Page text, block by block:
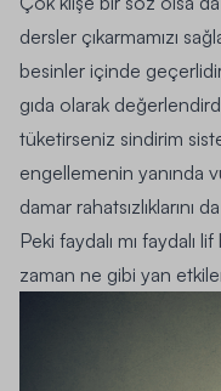
dersler çıkarmamızı
besinler içinde
gıda olarak
tüketirseniz sindirim
engellemenin yanında
damar rahatsızlıklarını
Peki faydalı mı faydalı
zaman ne gibi yan